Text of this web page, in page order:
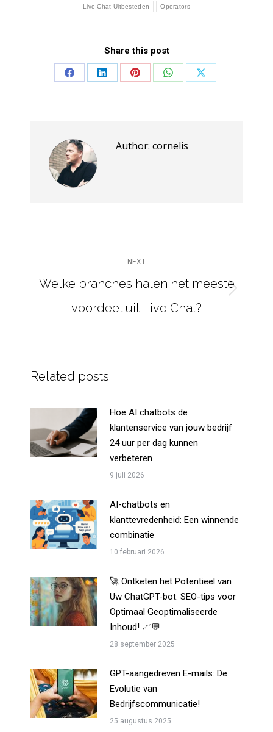
Live Chat Uitbesteden Operators
Share this post
Share
Share
Share
Share
Share
Author: cornelis
NEXT
post:
Welke branches halen het meeste
voordeel uit Live Chat?
Related posts
Hoe AI chatbots de
klantenservice van jouw bedrijf
24 uur per dag kunnen
verbeteren
9 juli 2026
AI-chatbots en
klanttevredenheid: Een winnende
combinatie
10 februari 2026
🚀 Ontketen het Potentieel van
Uw ChatGPT-bot: SEO-tips voor
Optimaal Geoptimaliseerde
Inhoud! 📈💬
28 september 2025
GPT-aangedreven E-mails: De
Evolutie van
Bedrijfscommunicatie!
25 augustus 2025